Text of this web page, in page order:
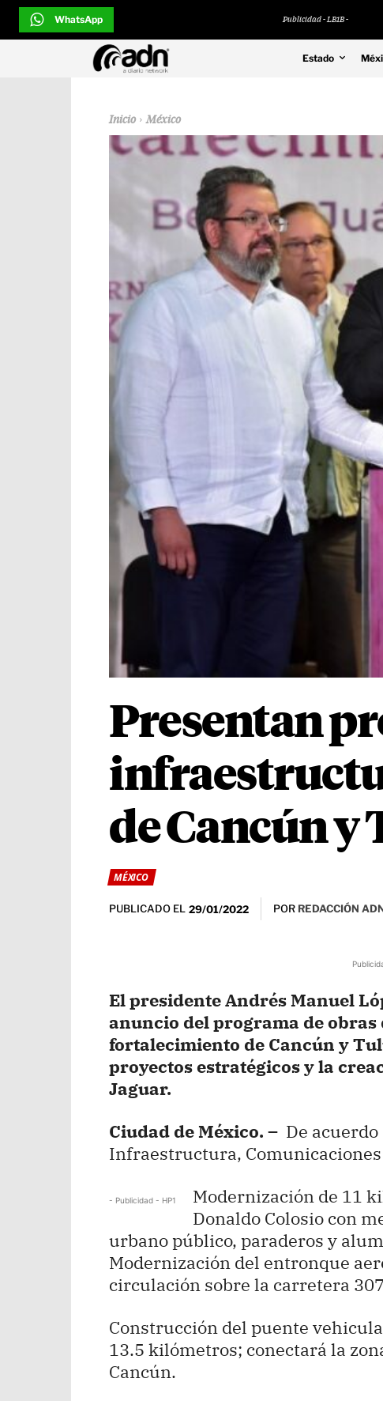
WhatsApp Publicidad - LB1B -
Estado
Inicio México
Presentan
de Cancún y
MÉXICO
PUBLICADO EL 29/01/2022 POR REDACCIÓN
El presidente Andrés Manuel
anuncio del programa de
fortalecimiento de Cancún y
proyectos estratégicos y la
Jaguar.
Ciudad de México. – De
Infraestructura,
- Publicidad - HP1
Modernización de 11
Donaldo Colosio con
urbano público, paraderos y
Modernización del entronque
circulación sobre la carretera
Construcción del puente
13.5 kilómetros; conectará la
Cancún.